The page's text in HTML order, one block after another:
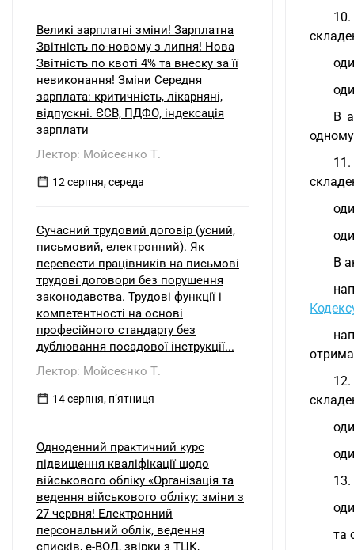
В
В
13.
та
Великі зарплатні зміни! Зарплатна
Звітність по-новому з липня! Нова
Звітність по квоті 4% та внеску за її
невиконання! Зміни Середня
зарплата: критичність, лікарняні,
відпускні. ЄСВ, ПДФО, індексація
зарплати
Лектор: Мойсеєнко Т.
12 серпня, середа
Сучасний трудовий договір (усний,
письмовий, електронний). Як
перевести працівників на письмові
трудові договори без порушення
законодавства. Трудові функції і
компетентності на основі
професійного стандарту без
дублювання посадової інструкції...
Лектор: Мойсеєнко Т.
14 серпня, пʼятниця
Одноденний практичний курс
підвищення кваліфікації щодо
військового обліку «Організація та
ведення військового обліку: зміни з
27 червня! Електронний
персональний облік, ведення
списків, е-ВОД, звірки з ТЦК,